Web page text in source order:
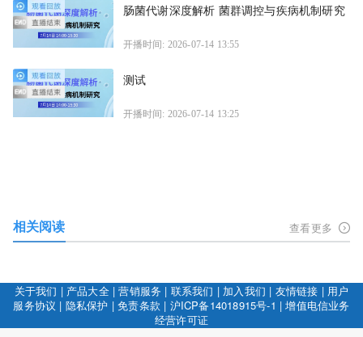
肠菌代谢深度解析 菌群调控与疾病机制研究
开播时间: 2026-07-14 13:55
测试
开播时间: 2026-07-14 13:25
相关阅读 查看更多
关于我们 | 产品大全|营销服务 | 联系我们 | 加入我们 | 友情链接 | 用户
服务协议 | 隐私保护 |免责条款 | 沪ICP备14018915号-1 |增值电信业务
经营许可证